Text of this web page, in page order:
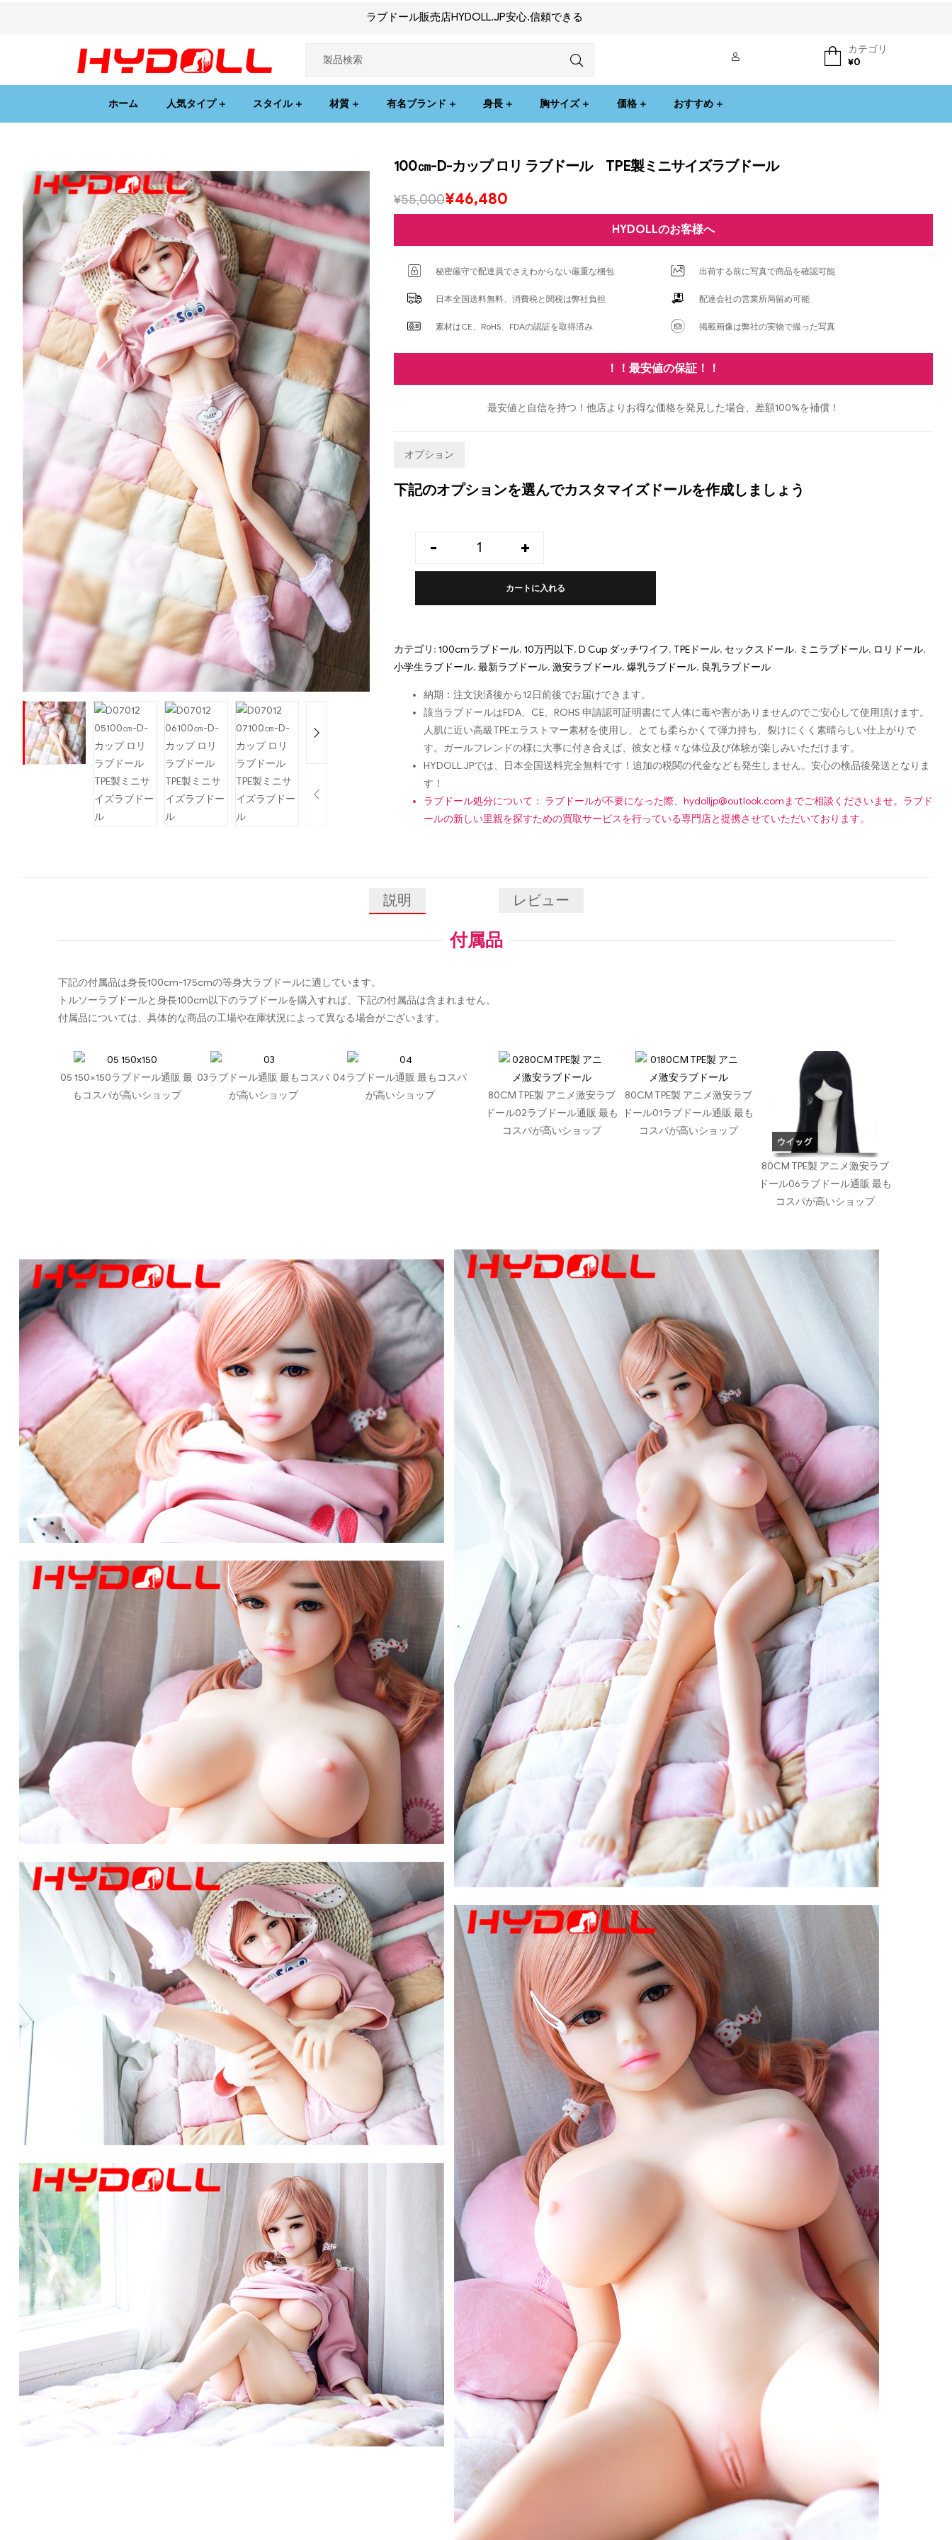
ラブドール販売店HYDOLL.JP安心.信頼できる
カテゴリ
¥0
ホーム 人気タイプ スタイル 材質 有名ブランド 身長 胸サイズ 価格 おすすめ
100㎝-D-カップ ロリ ラブドール TPE製ミニサイズラブドール
¥55,000¥46,480
HYDOLLのお客様へ
秘密厳守で配達員でさえわからない厳重な梱包 出荷する前に写真で商品を確認可能
日本全国送料無料、消費税と関税は弊社負担 配達会社の営業所局留め可能
素材はCE、RoHS、FDAの認証を取得済み 掲載画像は弊社の実物で撮った写真
！！最安値の保証！！
最安値と自信を持つ！他店よりお得な価格を発見した場合、差額100%を補償！
オプション
下記のオプションを選んでカスタマイズドールを作成しましょう
- +
カートに入れる
カテゴリ: 100cmラブドール, 10万円以下, D Cup ダッチワイフ, TPEドール, セックスドール, ミニラブドール, ロリドール,
小学生ラブドール, 最新ラブドール, 激安ラブドール, 爆乳ラブドール, 良乳ラブドール
納期：注文決済後から12日前後でお届けできます。
該当ラブドールはFDA、CE、ROHS 申請認可証明書にて人体に毒や害がありませんのでご安心して使用頂けます。
人肌に近い高級TPEエラストマー素材を使用し、とても柔らかくて弾力持ち、裂けにくく素晴らしい仕上がりで
す。ガールフレンドの様に大事に付き合えば、彼女と様々な体位及び体験が楽しみいただけます。
HYDOLL.JPでは、日本全国送料完全無料です！追加の税関の代金なども発生しません。安心の検品後発送となりま
す！
ラブドール処分について： ラブドールが不要になった際、 hydolljp@outlook.comまでご相談くださいませ。ラブド
ールの新しい里親を探すための買取サービスを行っている専門店と提携させていただいております。
説明 レビュー
付属品
下記の付属品は身長100cm-175cmの等身大ラブドールに適しています。
トルソーラブドールと身長100cm以下のラブドールを購入すれば、下記の付属品は含まれません。
付属品については、具体的な商品の工場や在庫状況によって異なる場合がございます。
05 150×150ラブドール通販 最
もコスパが高いショップ
03ラブドール通販 最もコスパ
が高いショップ
04ラブドール通販 最もコスパ
が高いショップ
80CM TPE製 アニメ激安ラブ
ドール02ラブドール通販 最も
コスパが高いショップ
80CM TPE製 アニメ激安ラブ
ドール01ラブドール通販 最も
コスパが高いショップ
80CM TPE製 アニメ激安ラブ
ドール06ラブドール通販 最も
コスパが高いショップ